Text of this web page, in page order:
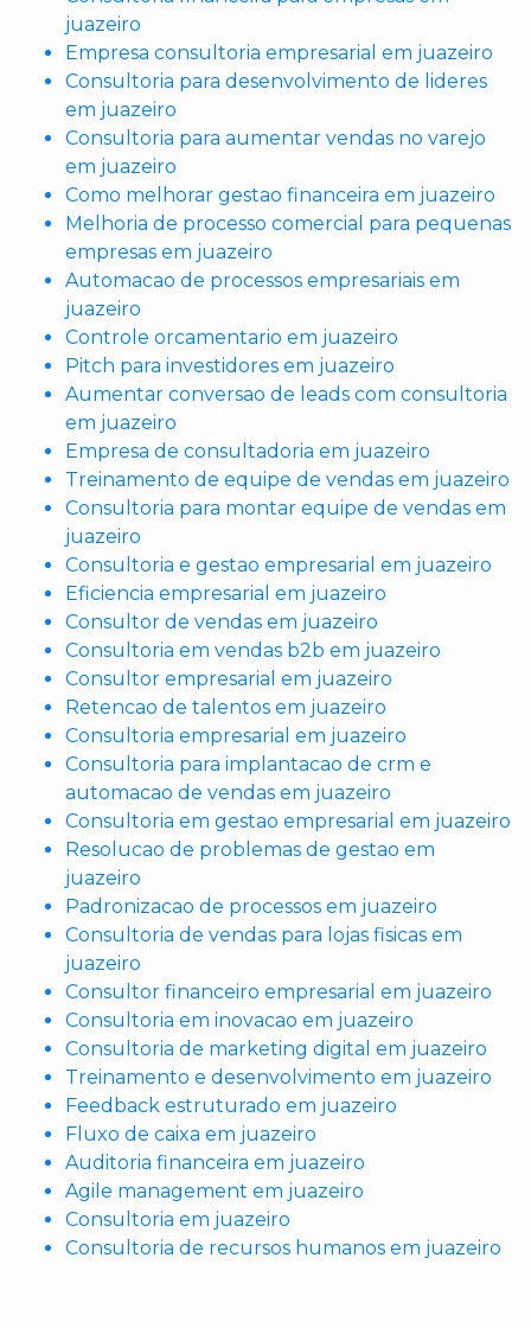
juazeiro
Empresa consultoria empresarial em juazeiro
Consultoria para desenvolvimento de lideres
em juazeiro
Consultoria para aumentar vendas no varejo
em juazeiro
Como melhorar gestao financeira em juazeiro
Melhoria de processo comercial para pequenas
empresas em juazeiro
Automacao de processos empresariais em
juazeiro
Controle orcamentario em juazeiro
Pitch para investidores em juazeiro
Aumentar conversao de leads com consultoria
em juazeiro
Empresa de consultadoria em juazeiro
Treinamento de equipe de vendas em juazeiro
Consultoria para montar equipe de vendas em
juazeiro
Consultoria e gestao empresarial em juazeiro
Eficiencia empresarial em juazeiro
Consultor de vendas em juazeiro
Consultoria em vendas b2b em juazeiro
Consultor empresarial em juazeiro
Retencao de talentos em juazeiro
Consultoria empresarial em juazeiro
Consultoria para implantacao de crm e
automacao de vendas em juazeiro
Consultoria em gestao empresarial em juazeiro
Resolucao de problemas de gestao em
juazeiro
Padronizacao de processos em juazeiro
Consultoria de vendas para lojas fisicas em
juazeiro
Consultor financeiro empresarial em juazeiro
Consultoria em inovacao em juazeiro
Consultoria de marketing digital em juazeiro
Treinamento e desenvolvimento em juazeiro
Feedback estruturado em juazeiro
Fluxo de caixa em juazeiro
Auditoria financeira em juazeiro
Agile management em juazeiro
Consultoria em juazeiro
Consultoria de recursos humanos em juazeiro